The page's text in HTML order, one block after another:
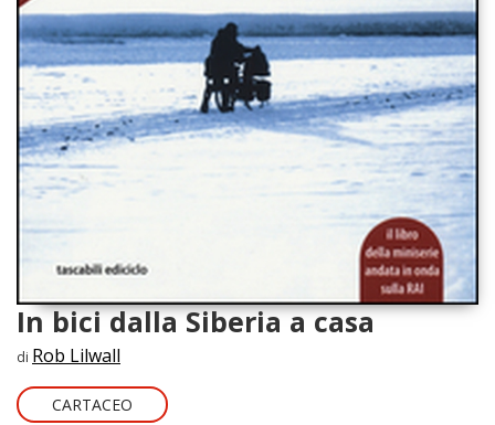
In bici dalla Siberia a casa
di Rob Lilwall
CARTACEO